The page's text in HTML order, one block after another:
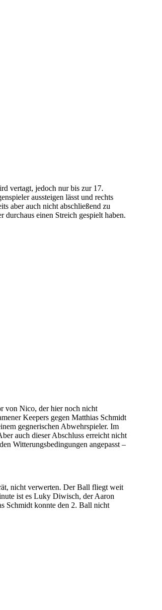
vertagt, jedoch nur bis zur 17.
aussteigen lässt und rechts
aber auch nicht abschließend zu
durchaus einen Streich gespielt haben.
von Nico, der hier noch nicht
Keepers gegen Matthias Schmidt
gegnerischen Abwehrspieler. Im
auch dieser Abschluss erreicht nicht
Witterungsbedingungen angepasst –
nicht verwerten. Der Ball fliegt weit
ist es Luky Diwisch, der Aaron
Schmidt konnte den 2. Ball nicht